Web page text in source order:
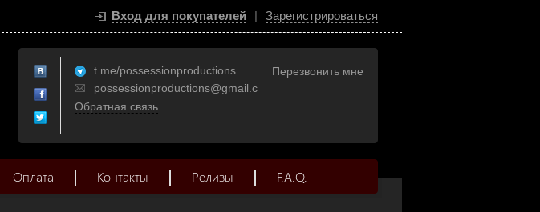
Вход для покупателей | Зарегистрироваться
t.me/possessionproductions
possessionproductions@gmail.com
Обратная связь
Перезвонить мне
Оплата Контакты Релизы F.A.Q.